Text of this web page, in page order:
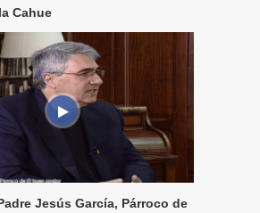
Cahue
Jesús García, Párroco de